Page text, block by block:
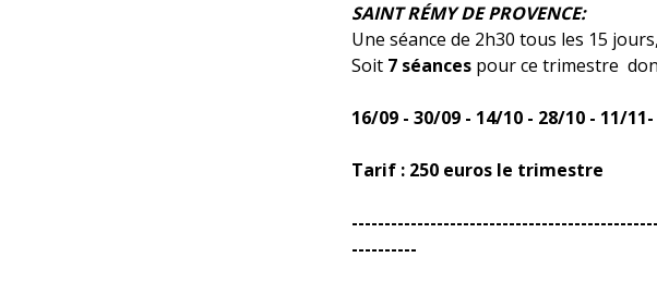
SAINT RÉMY DE PROVENCE:
Une séance de 2h30 tous les 15
Soit 7 séances pour ce trimestre
16/09 - 30/09 - 14/10 - 28/10 - 11/
Tarif : 250 euros le trimestre
----------